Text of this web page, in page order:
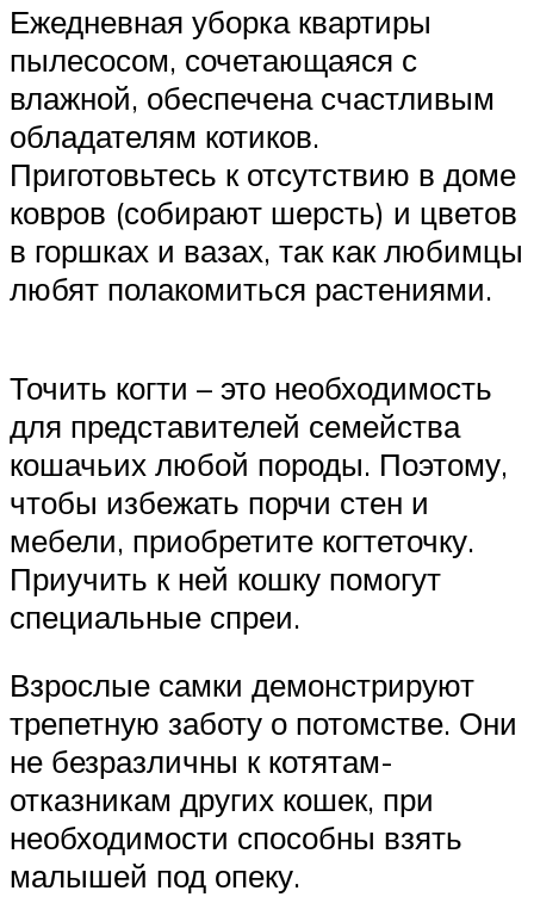
Ежедневная уборка квартиры
пылесосом, сочетающаяся с
влажной, обеспечена счастливым
обладателям котиков.
Приготовьтесь к отсутствию в доме
ковров (собирают шерсть) и цветов
в горшках и вазах, так как любимцы
любят полакомиться растениями.
Точить когти – это необходимость
для представителей семейства
кошачьих любой породы. Поэтому,
чтобы избежать порчи стен и
мебели, приобретите когтеточку.
Приучить к ней кошку помогут
специальные спреи.
Взрослые самки демонстрируют
трепетную заботу о потомстве. Они
не безразличны к котятам-
отказникам других кошек, при
необходимости способны взять
малышей под опеку.